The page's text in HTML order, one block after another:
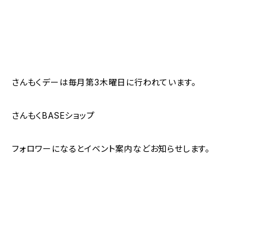
さんもくデーは毎月第3木曜日に行われています。
さんもくBASEショップ
フォロワーになるとイベント案内などお知らせします。